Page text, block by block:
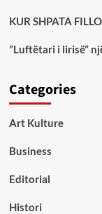
KUR SHPATA
”Luftëtari i lirisë”
Categories
Art Kulture
Business
Editorial
Histori